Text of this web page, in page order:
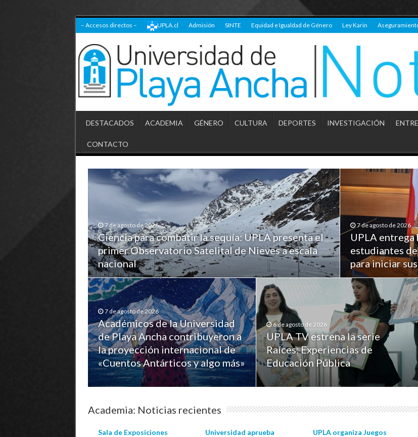
– Accesos directos – UPLA.cl Admisión SINTE Equidad e Igualdad de Género Ley Karin
DESTACADOS ACADEMIA GÉNERO CULTURA DEPORTES INVESTIGACIÓN
CONTACTO
7 de agosto de 2026
Ciencia para combatir la sequía: UPLA presenta el
primer Observatorio Satelital de Nieves a escala
nacional
7 de agosto de 2026
UPLA entrega
estudiantes
para iniciar
7 de agosto de 2026
Académicos de la Universidad
de Playa Ancha contribuyeron a
la proyección internacional de
«Cuentos Antárticos y algo más»
6 de agosto de 2026
UPLA TV estrena la serie
Raíces: Experiencias de
Educación Pública
Academia: Noticias recientes
Sala de Exposiciones
Universidad aprueba
UPLA organiza Juegos